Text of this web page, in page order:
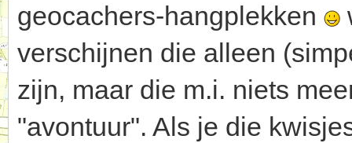
geocachers-hangplekken
verschijnen die alleen
zijn, maar die m.i. niets
"avontuur". Als je die